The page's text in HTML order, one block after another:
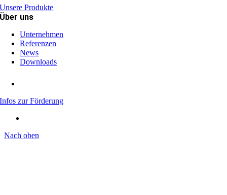
Unsere Produkte
Über uns
Unternehmen
Referenzen
News
Downloads
Infos zur Förderung
Nach oben